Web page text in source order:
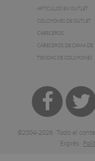
ARTÍCULOS EN OUTLET
COLCHONES DE OUTLET
CABECEROS
CABECEROS DE CAMA DE
TIENDAS DE COLCHONES
©2004-2026 · Todo el
Exprés ·